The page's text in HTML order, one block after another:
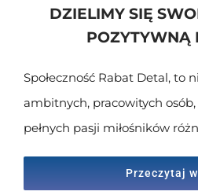
DZIELIMY SIĘ
POZYTYWNĄ
Społeczność Rabat Detal, to
ambitnych, pracowitych
pełnych pasji miłośników
Przeczytaj